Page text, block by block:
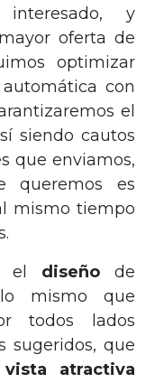
y
oferta de
optimizar
con
el
siendo cautos
que enviamos,
queremos es
mismo tiempo
el diseñode
mismo que
todos lados
sugeridos, que
vista
atractiva